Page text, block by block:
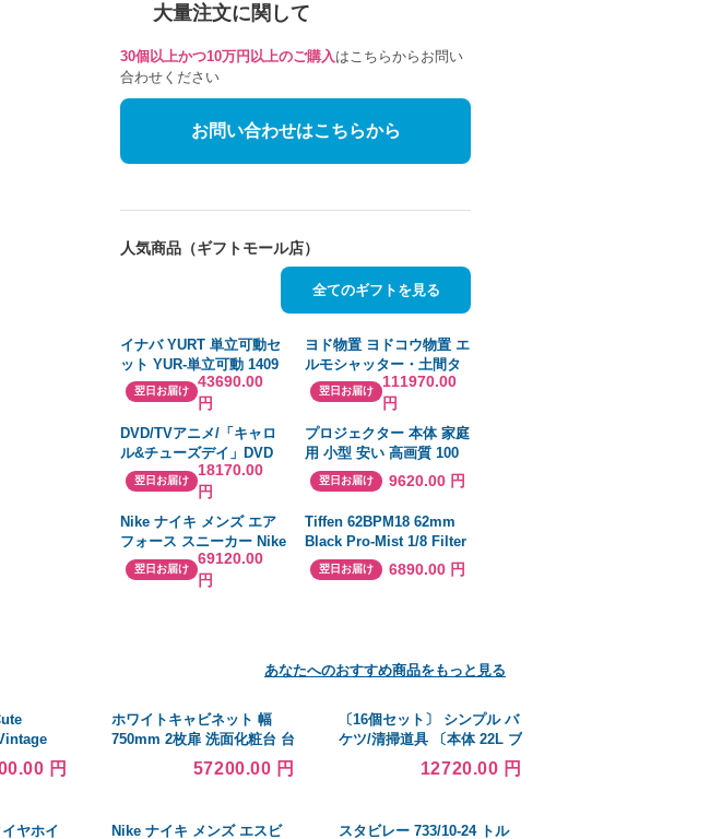
大量注文に関して
30個以上かつ10万円以上のご購入 はこちらからお問い
合わせください
お問い合わせはこちらから
人気商品（ギフトモール店）
全てのギフトを見る
イナバ YURT 単立可動セ
ット YUR-単立可動 1409
LBK/Mチャコール
■▼252-3837 PY0447 1台
翌日お届け
43690.00
円
ヨド物置 ヨドコウ物置 エ
ルモシャッター・土間タ
イプ・豪雪型 LODU-
1825HD 基本棟※お客様
組立
翌日お届け
111970.00
円
DVD/TVアニメ/「キャロ
ル&チューズデイ」DVD
BOX Vol.1 (3DVD+CD)
翌日お届け
18170.00
円
プロジェクター 本体 家庭
用 小型 安い 高画質 100
ANSIルーメン 自動台形補
正 スマホ iPhone PC 短
内蔵 家庭用 5G WiFi6
Bluetooth
翌日お届け 9620.00 円
Nike ナイキ メンズ エア
フォース スニーカー Nike
Air Force 1 Low Jelly
Jewel Black
翌日お届け
69120.00
円
Tiffen 62BPM18 62mm
Black Pro-Mist 1/8 Filter
[並行輸入品]
翌日お届け 6890.00 円
あなたへのおすすめ商品をもっと見る
Case
円
ホワイトキャビネット 幅
750mm 2枚扉 洗面化粧台 台
のみ TOTO ドレーナ
57200.00 円
〔16個セット〕 シンプル バ
ケツ/清掃道具 〔本体 22L ブ
ルー〕 直径350×高さ
338mm 『ベルク』 〔キッ
12720.00 円
ヤホイ
Nike ナイキ メンズ エスビ
スタビレー 733/10-24 トル